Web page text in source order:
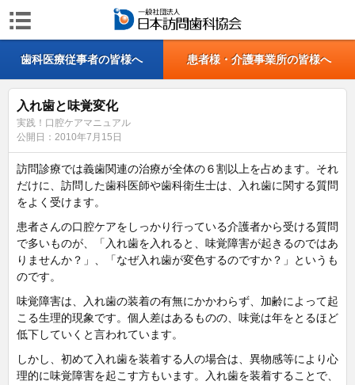
歯科医療従事者の皆様へ 患者様・介護事業所の皆様へ
入れ歯と味覚変化
実践！口腔ケアマニュアル
公開日： 2010年7月15日
訪問診療では義歯関連の治療が全体の６割以上を占めます。それ
だけに、訪問した歯科医師や歯科衛生士は、入れ歯に関する質問
をよく受けます。
患者さんの口腔ケアをしっかり行っている介護者から受ける質問
で多いものが、「入れ歯を入れると、味覚障害が起きるのではあ
りませんか？」、「なぜ入れ歯が変色するのですか？」というも
のです。
味覚障害は、入れ歯の装着の有無にかかわらず、加齢によって起
こる生理的現象です。個人差はあるものの、味覚は年をとるほど
低下していくと言われています。
しかし、初めて入れ歯を装着する人の場合は、異物感等により心
理的に味覚障害を起こす方もいます。入れ歯を装着することで、